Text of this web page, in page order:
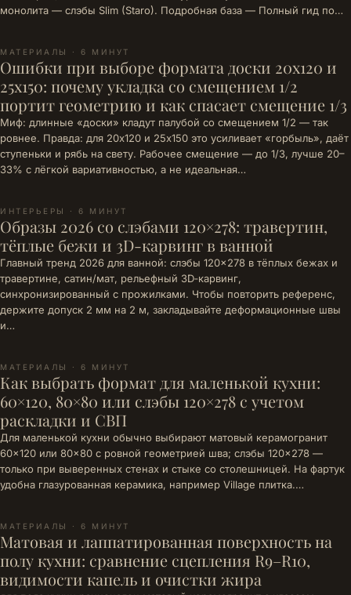
монолита — слэбы Slim (Staro). Подробная база — Полный гид по…
МАТЕРИАЛЫ · 6 МИНУТ
Ошибки при выборе формата доски 20x120 и
25x150: почему укладка со смещением 1/2
портит геометрию и как спасает смещение 1/3
Миф: длинные «доски» кладут палубой со смещением 1/2 — так
ровнее. Правда: для 20x120 и 25x150 это усиливает «горбыль», даёт
ступеньки и рябь на свету. Рабочее смещение — до 1/3, лучше 20–
33% с лёгкой вариативностью, а не идеальная…
ИНТЕРЬЕРЫ · 6 МИНУТ
Образы 2026 со слэбами 120×278: травертин,
тёплые бежи и 3D-карвинг в ванной
Главный тренд 2026 для ванной: слэбы 120×278 в тёплых бежах и
травертине, сатин/мат, рельефный 3D‑карвинг,
синхронизированный с прожилками. Чтобы повторить референс,
держите допуск 2 мм на 2 м, закладывайте деформационные швы
и…
МАТЕРИАЛЫ · 6 МИНУТ
Как выбрать формат для маленькой кухни:
60×120, 80×80 или слэбы 120×278 с учетом
раскладки и СВП
Для маленькой кухни обычно выбирают матовый керамогранит
60×120 или 80×80 с ровной геометрией шва; слэбы 120×278 —
только при выверенных стенах и стыке со столешницей. На фартук
удобна глазурованная керамика, например Village плитка.…
МАТЕРИАЛЫ · 6 МИНУТ
Матовая и лаппатированная поверхность на
полу кухни: сравнение сцепления R9–R10,
видимости капель и очистки жира